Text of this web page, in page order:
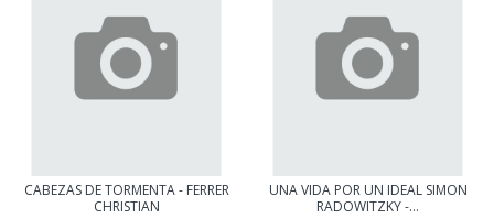
CABEZAS DE TORMENTA - FERRER
CHRISTIAN
UNA VIDA POR UN IDEAL SIMON
RADOWITZKY -...